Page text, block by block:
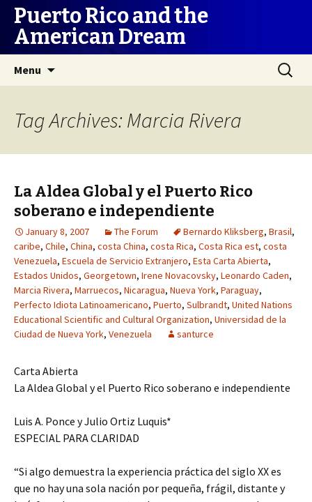
Puerto Rico and the
American Dream
Menu
Search
for:
Tag Archives: Marcia Rivera
La Aldea Global y el Puerto Rico
soberano e independiente
January 8, 2007 The Forum Bernardo Kliksberg, Brasil,
caribe, Chile, China, costa China, costa Rica, Costa Rica est, costa
Venezuela, Escuela de Servicio Extranjero, Esta Carta Abierta,
Estados Unidos, Georgetown, Irene Novacovsky, Leonardo Caden,
Marcia Rivera, Marruecos, Nicaragua, Nueva York, Paraguay,
Perfecto Idiota Latinoamericano, Puerto, Sulbrandt, United Nations
Educational Scientific and Cultural Organization, Universidad de la
Ciudad de Nueva York, Venezuela santurce
Carta Abierta
La Aldea Global y el Puerto Rico soberano e independiente
Luis A. Ponce y Julio Ortiz Luquis*
ESPECIAL PARA CLARIDAD
“Si algo demuestra la experiencia práctica del siglo XX es
que no hay una sola nación por pequeña, frágil, distante y